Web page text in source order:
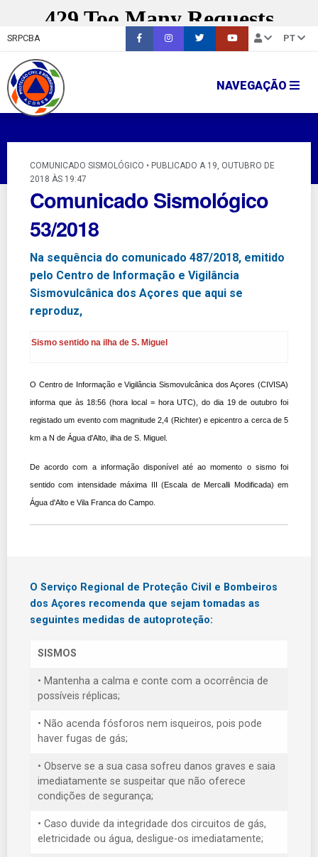
SRPCBA PT
NAVEGAÇÃO
COMUNICADO SISMOLÓGICO • PUBLICADO A 19, OUTUBRO DE
2018 ÀS 19:47
Comunicado Sismológico
53/2018
Na sequência do comunicado 487/2018, emitido
pelo Centro de Informação e Vigilância
Sismovulcânica dos Açores que aqui se
reproduz,
Sismo sentido na ilha de S. Miguel
O Centro de Informação e Vigilância Sismovulcânica dos Açores (CIVISA)
informa que às 18:56 (hora local = hora UTC), do dia 19 de outubro foi
registado um evento com magnitude 2,4 (Richter) e epicentro a cerca de 5
km a N de Água d'Alto, ilha de S. Miguel.
De acordo com a informação disponível até ao momento o sismo foi
sentido com intensidade máxima III (Escala de Mercalli Modificada) em
Água d'Alto e Vila Franca do Campo.
O Serviço Regional de Proteção Civil e Bombeiros
dos Açores recomenda que sejam tomadas as
seguintes medidas de autoproteção:
SISMOS
• Mantenha a calma e conte com a ocorrência de
possíveis réplicas;
• Não acenda fósforos nem isqueiros, pois pode
haver fugas de gás;
• Observe se a sua casa sofreu danos graves e saia
imediatamente se suspeitar que não oferece
condições de segurança;
• Caso duvide da integridade dos circuitos de gás,
eletricidade ou água, desligue-os imediatamente;